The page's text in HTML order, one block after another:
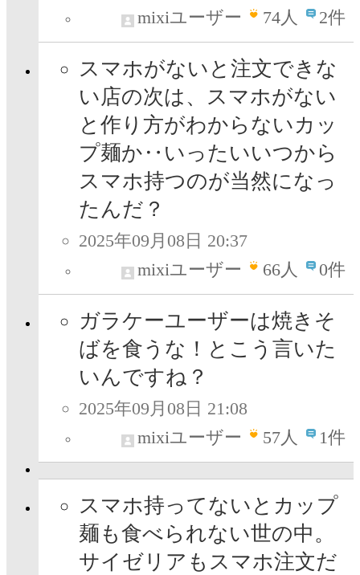
mixiユーザー
74人 2件
スマホがないと注文できな
い店の次は、スマホがない
と作り方がわからないカッ
プ麺か‥いったいいつから
スマホ持つのが当然になっ
たんだ？
2025年09月08日 20:37
mixiユーザー
66人 0件
ガラケーユーザーは焼きそ
ばを食うな！とこう言いた
いんですね？
2025年09月08日 21:08
mixiユーザー
57人 1件
スマホ持ってないとカップ
麺も食べられない世の中。
サイゼリアもスマホ注文だ